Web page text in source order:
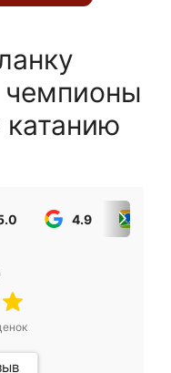
чемпионы
4.9